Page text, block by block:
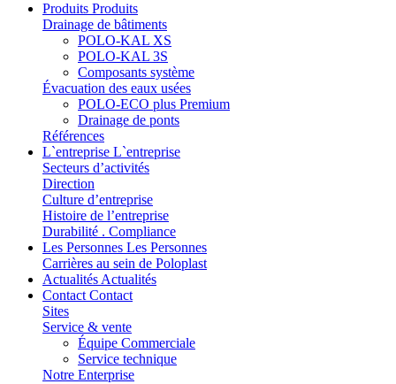
Produits Produits
Drainage de bâtiments
POLO-KAL XS
POLO-KAL 3S
Composants système
Évacuation des eaux usées
POLO-ECO plus Premium
Drainage de ponts
Références
L`entreprise L`entreprise
Secteurs d’activités
Direction
Culture d’entreprise
Histoire de l’entreprise
Durabilité . Compliance
Les Personnes Les Personnes
Carrières au sein de Poloplast
Actualités Actualités
Contact Contact
Sites
Service & vente
Équipe Commerciale
Service technique
Notre Enterprise